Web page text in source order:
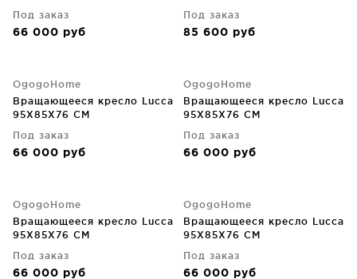
Под заказ
66 000 руб
Под заказ
85 600 руб
OgogoHome
Вращающееся кресло Lucca
95X85X76 CM
Под заказ
66 000 руб
OgogoHome
Вращающееся кресло Lucca
95X85X76 CM
Под заказ
66 000 руб
OgogoHome
Вращающееся кресло Lucca
95X85X76 CM
Под заказ
66 000 руб
OgogoHome
Вращающееся кресло Lucca
95X85X76 CM
Под заказ
66 000 руб